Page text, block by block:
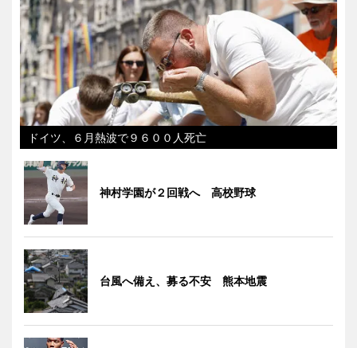
ドイツ、６月熱波で９６００人死亡
神村学園が２回戦へ 高校野球
台風へ備え、募る不安 熊本地震